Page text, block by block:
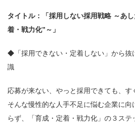
タイトル：「採用しない採用戦略 ～あ
着・戦力化”～」
◆「採用できない・定着しない」から抜
識
応募が来ない、やっと採用できても、
そんな慢性的な人手不足に悩む企業に
らず、「育成・定着・戦力化」の３ス